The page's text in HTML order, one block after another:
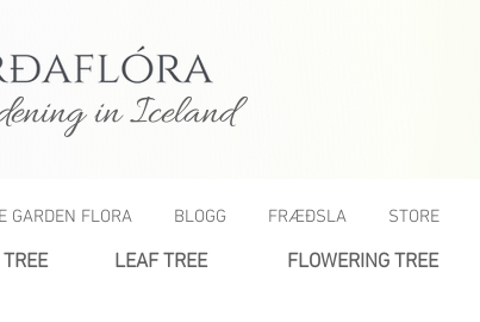
in Iceland
GARDEN FLORA BLOGG FRÆÐSLA STORE
LEAF TREE FLOWERING TREE